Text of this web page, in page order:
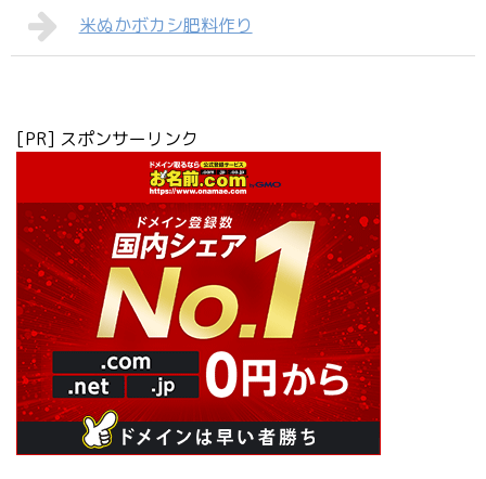
米ぬかボカシ肥料作り
[PR] スポンサーリンク